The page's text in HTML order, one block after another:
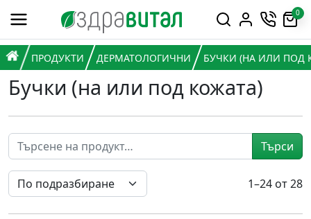
Премини към съдържанието
Горна навигация
0
Главна навигация
НАЧАЛО
ПРОДУКТИ ДЕРМАТОЛОГИЧНИ БУЧКИ (НА ИЛИ ПОД
Бучки (на или под кожата)
1–24 от 28
Търси